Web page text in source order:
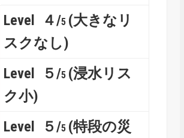
Level ４/5 (大きなリ
スクなし)
Level ５/5 (浸水リス
ク小)
Level ５/5 (特段の災